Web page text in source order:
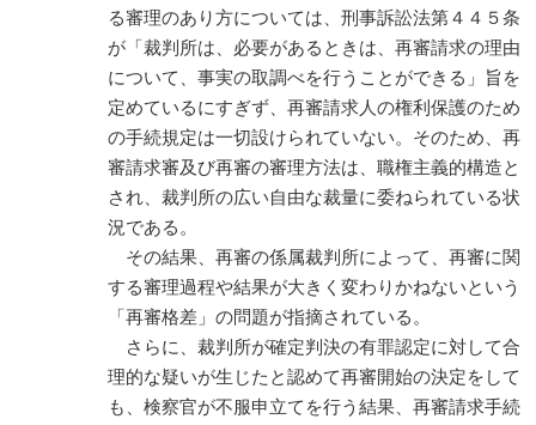
る審理のあり方については、刑事訴訟法第４４５条
が「裁判所は、必要があるときは、再審請求の理由
について、事実の取調べを行うことができる」旨を
定めているにすぎず、再審請求人の権利保護のため
の手続規定は一切設けられていない。そのため、再
審請求審及び再審の審理方法は、職権主義的構造と
され、裁判所の広い自由な裁量に委ねられている状
況である。
その結果、再審の係属裁判所によって、再審に関
する審理過程や結果が大きく変わりかねないという
「再審格差」の問題が指摘されている。
さらに、裁判所が確定判決の有罪認定に対して合
理的な疑いが生じたと認めて再審開始の決定をして
も、検察官が不服申立てを行う結果、再審請求手続